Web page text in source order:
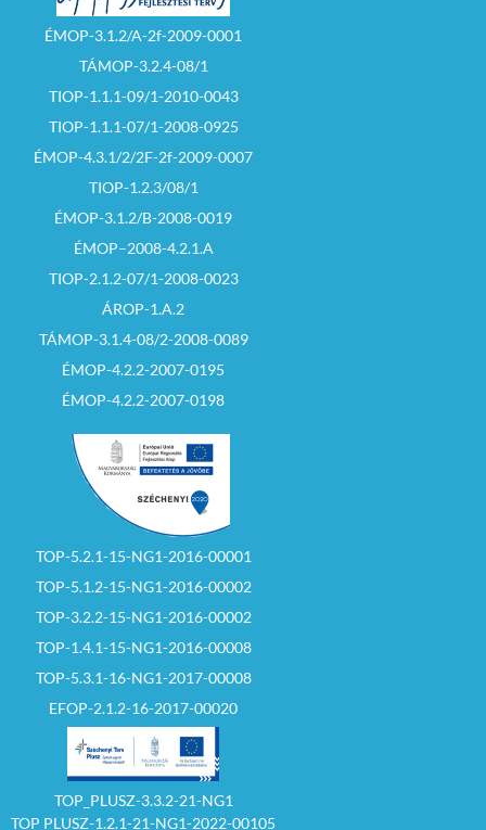
ÉMOP-3.1.2/A-2f-2009-0001
TÁMOP-3.2.4-08/1
TIOP-1.1.1-09/1-2010-0043
TIOP-1.1.1-07/1-2008-0925
ÉMOP-4.3.1/2/2F-2f-2009-0007
TIOP-1.2.3/08/1
ÉMOP-3.1.2/B-2008-0019
ÉMOP–2008-4.2.1.A
TIOP-2.1.2-07/1-2008-0023
ÁROP-1.A.2
TÁMOP-3.1.4-08/2-2008-0089
ÉMOP-4.2.2-2007-0195
ÉMOP-4.2.2-2007-0198
TOP-5.2.1-15-NG1-2016-00001
TOP-5.1.2-15-NG1-2016-00002
TOP-3.2.2-15-NG1-2016-00002
TOP-1.4.1-15-NG1-2016-00008
TOP-5.3.1-16-NG1-2017-00008
EFOP-2.1.2-16-2017-00020
TOP_PLUSZ-3.3.2-21-NG1
TOP PLUSZ-1.2.1-21-NG1-2022-00105